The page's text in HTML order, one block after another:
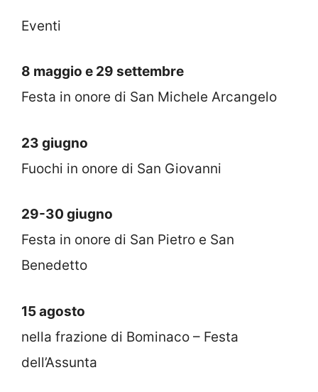
Eventi
8 maggio e 29 settembre
Festa in onore di San Michele Arcangelo
23 giugno
Fuochi in onore di San Giovanni
29-30 giugno
Festa in onore di San Pietro e San
Benedetto
15 agosto
nella frazione di Bominaco – Festa
dell’Assunta